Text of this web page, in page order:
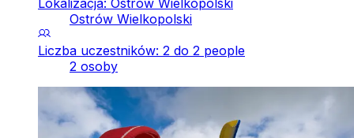
Lokalizacja: Ostrów Wielkopolski
Ostrów Wielkopolski
Liczba uczestników: 2 do 2 people
2 osoby